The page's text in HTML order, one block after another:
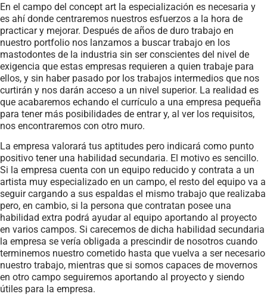
En el campo del concept art la especialización es necesaria y
es ahí donde centraremos nuestros esfuerzos a la hora de
practicar y mejorar. Después de años de duro trabajo en
nuestro portfolio nos lanzamos a buscar trabajo en los
mastodontes de la industria sin ser conscientes del nivel de
exigencia que estas empresas requieren a quien trabaje para
ellos, y sin haber pasado por los trabajos intermedios que nos
curtirán y nos darán acceso a un nivel superior. La realidad es
que acabaremos echando el currículo a una empresa pequeña
para tener más posibilidades de entrar y, al ver los requisitos,
nos encontraremos con otro muro.
La empresa valorará tus aptitudes pero indicará como punto
positivo tener una habilidad secundaria. El motivo es sencillo.
Si la empresa cuenta con un equipo reducido y contrata a un
artista muy especializado en un campo, el resto del equipo va a
seguir cargando a sus espaldas el mismo trabajo que realizaba
pero, en cambio, si la persona que contratan posee una
habilidad extra podrá ayudar al equipo aportando al proyecto
en varios campos. Si carecemos de dicha habilidad secundaria
la empresa se vería obligada a prescindir de nosotros cuando
terminemos nuestro cometido hasta que vuelva a ser necesario
nuestro trabajo, mientras que si somos capaces de movernos
en otro campo seguiremos aportando al proyecto y siendo
útiles para la empresa.